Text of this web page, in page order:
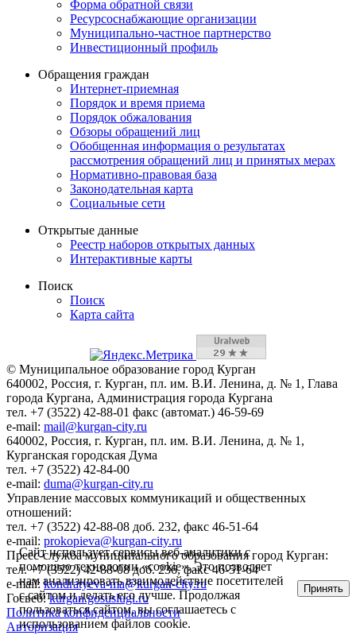
Форма обратной связи
Ресурсоснабжающие организации
Муниципально-частное партнерство
Инвестиционный профиль
Обращения граждан
Интернет-приемная
Порядок и время приема
Порядок обжалования
Обзоры обращений лиц
Обобщенная информация о результатах
рассмотрения обращений лиц и принятых мерах
Нормативно-правовая база
Законодательная карта
Социальные сети
Открытые данные
Реестр наборов открытых данных
Интерактивные карты
Поиск
Поиск
Карта сайта
© Муниципальное образование город Курган
640002, Россия, г. Курган, пл. им. В.И. Ленина, д. № 1, Глава
города Кургана, Администрация города Кургана
тел. +7 (3522) 42-88-01 факс (автомат.) 46-59-69
e-mail: mail@kurgan-city.ru
640002, Россия, г. Курган, пл. им. В.И. Ленина, д. № 1,
Курганская городская Дума
тел. +7 (3522) 42-84-00
e-mail: duma@kurgan-city.ru
Управление массовых коммуникаций и общественных
отношений:
тел. +7 (3522) 42-88-08 доб. 232, факс 46-51-64
e-mail: prokopieva@kurgan-city.ru
Пресс-служба муниципального образования город Курган:
тел. +7 (3522) 42-88-08 доб. 236, факс 46-51-64
e-mail:kondratyeva-ma@kurgan-city.ru
Госвеб:kurgan.gosuslugi.ru
Политика конфиденциальности
Авторизация
Сайт использует сервисы веб-аналитики с
помощью технологии «cookie». Это позволяет
нам анализировать взаимодействие посетителей
с сайтом и делать его лучше. Продолжая
пользоваться сайтом, вы соглашаетесь с
использованием файлов cookie.
Принять